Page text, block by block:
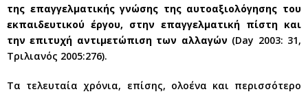
της επαγγελματικής γνώσης της αυτοαξιολόγησης του
εκπαιδευτικού έργου, στην επαγγελματική πίστη και
την επιτυχή αντιμετώπιση των αλλαγών(Day 2003: 31,
Τριλιανός 2005:276).
Τα τελευταία χρόνια, επίσης, ολοένα και περισσότερο